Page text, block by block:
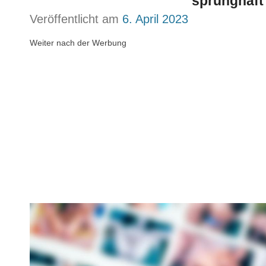
Veröffentlicht am 6. April 2023
Weiter nach der Werbung